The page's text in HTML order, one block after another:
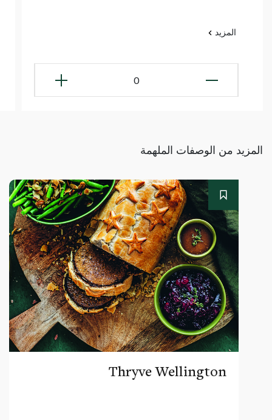
المزيد
0
المزيد من الوصفات الملهمة
Thryve Wellington